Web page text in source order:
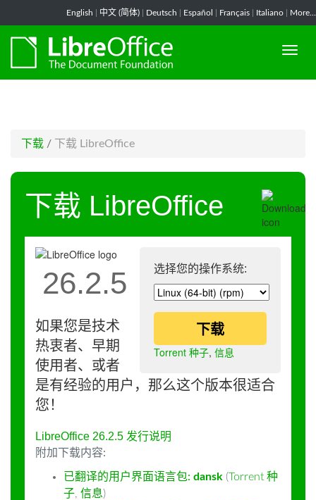
English 中文 (简体) Deutsch Español Français Italiano More...
下载 / 下载 LibreOffice
下载 LibreOffice
选择您的操作系统:
下载
Torrent 种子, 信息
26.2.5
如果您是技术
热衷者、早期
使用者、或者
是有经验的用户，那么这个版本很适合
您！
LibreOffice 26.2.5 发行说明
附加下载内容:
已翻译的用户界面语言包: dansk (Torrent 种
子, 信息)